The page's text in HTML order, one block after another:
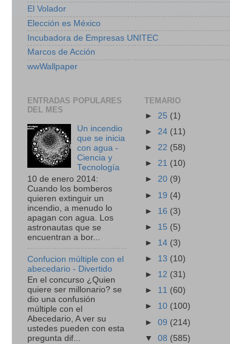
El Volador
Elección es México
Incubadora de Empresas UNITEC
Marcos de Acción
wwWallpaper
ENTRADAS POPULARES
DEL MES
Un incendio
que se inicia
con agua -
Ciencia y
Tecnología
10 de enero 2014:
Cuando los bomberos
quieren extinguir un
incendio, a menudo lo
apagan con agua. Los
astronautas que se
encuentran a bor...
Confucion múltiple con el
abecedario - Divertido
En el concurso ¿Quien
quiere ser millonario? se
dio una confusión
múltiple con el
Abecedario, A ver su
ustedes pueden con esta
pregunta dif...
TEMARIO
► 25 (1)
► 24 (11)
► 22 (58)
► 21 (10)
► 20 (9)
► 19 (4)
► 16 (3)
► 15 (5)
► 14 (3)
► 13 (10)
► 12 (31)
► 11 (60)
► 10 (100)
► 09 (214)
▼ 08 (585)